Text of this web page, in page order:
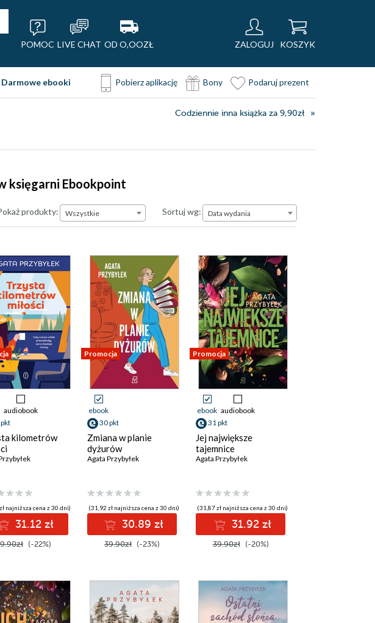
POMOC LIVE CHAT OD O,OOZŁ ZALOGUJ KOSZYK
Darmowe ebooki Pobierz aplikację Bony Podaruj prezent
Codziennie inna książka za 9,90zł
księgarni Ebookpoint
produkty: Wszystkie Sortuj wg:Data wydania
Data wydania
audiobook
kilometrów
najniższa cena z 30 dni)
31.12 zł
(-22%)
Promocja
ebook
30 pkt
Zmiana w planie
dyżurów
Agata Przybyłek
(31,92 zł najniższa cena z 30 dni)
30.89 zł
39.90zł (-23%)
Promocja
ebook audiobook
31 pkt
Jej największe
tajemnice
Agata Przybyłek
(31,87 zł najniższa cena z 30 dni)
31.92 zł
39.90zł (-20%)